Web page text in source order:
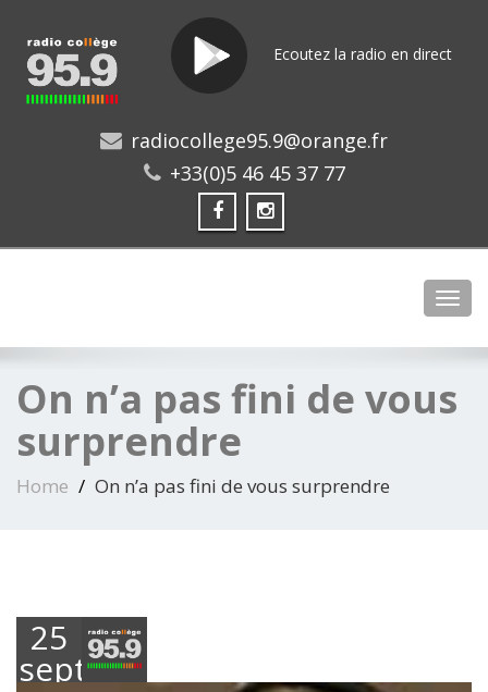
Ecoutez la radio en direct
radiocollege95.9@orange.fr
+33(0)5 46 45 37 77
On n’a pas fini de vous
surprendre
Home On n’a pas fini de vous surprendre
25
septembre